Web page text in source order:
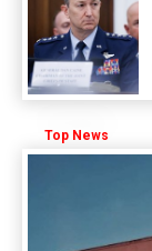
Top News